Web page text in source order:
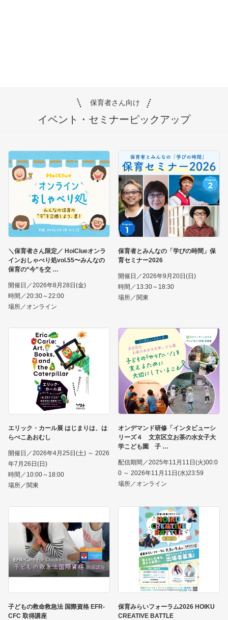
保育者さん向け
イベント・セミナーピックアップ
＼保育者さん限定／ HoiClueオンラ
インおしゃべり処vol.55〜みんなの
保育の“今”を交
開催日／2026年8月28日(金)
時間／20:30～22:00
場所／オンライン
保育者とみんなの「学びの時間」保
育セミナー2026
開催日／2026年9月20日(日)
時間／13:30～18:30
場所／関東
エリック・カール展 はじまりは、は
らぺこあおむし
開催日／2026年4月25日(土) ～ 2026
年7月26日(日)
時間／10:00～18:00
場所／関東
オンデマンド研修「インタビューシ
リーズ４ 文京区立お茶の水女子大
学こども園 子
配信期間／2025年11月11日(火)00:0
0 ～ 2026年11月11日(水)23:59
場所／オンライン
子どもの救命救急法 国際資格 EFR-
CFC 取得講座
保育みらいフォーラム2026 HOIKU
CREATIVE BATTLE